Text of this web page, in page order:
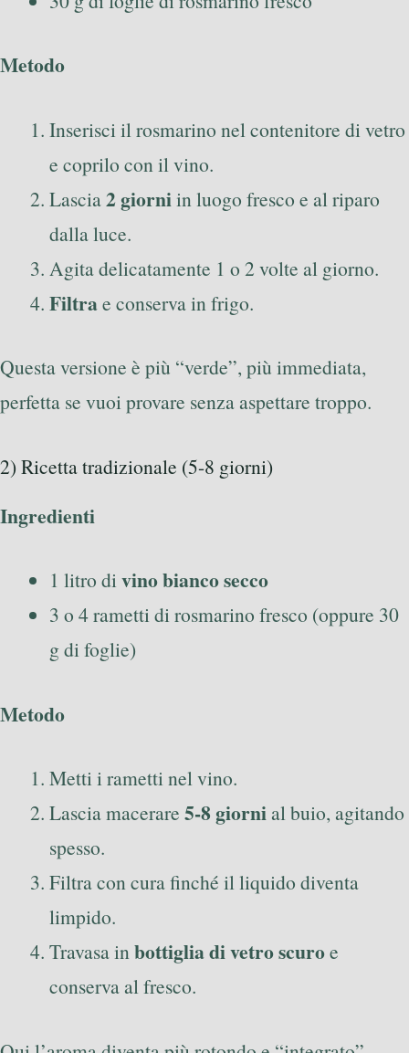
Metodo
Inserisci il rosmarino nel contenitore di vetro
e coprilo con il vino.
Lascia2 giorniin luogo fresco e al riparo
dalla luce.
Agita delicatamente 1 o 2 volte al giorno.
Filtrae conserva in frigo.
Questa versione è più “verde”, più immediata,
perfetta se vuoi provare senza aspettare troppo.
2) Ricetta tradizionale (5-8 giorni)
Ingredienti
1 litro divino bianco secco
3 o 4 rametti di rosmarino fresco (oppure 30
g di foglie)
Metodo
Metti i rametti nel vino.
Lascia macerare 5-8 giornial buio, agitando
spesso.
Filtra con cura finché il liquido diventa
limpido.
Travasa inbottiglia di vetro scuroe
conserva al fresco.